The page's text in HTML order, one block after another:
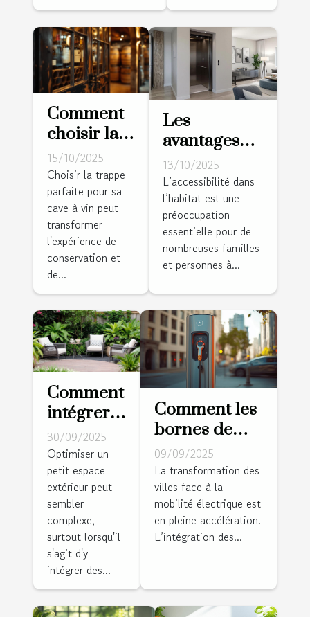
Comment
choisir la
trappe
idéale
pour votre
cave à vin ?
15/10/2025
Choisir la trappe
parfaite pour sa
cave à vin peut
transformer
l'expérience de
conservation et
de...
Les
avantages
des
installations
élévatrices
pour
l'accessibilité
domestique
13/10/2025
L’accessibilité dans
l’habitat est une
préoccupation
essentielle pour de
nombreuses familles
et personnes à...
Comment
intégrer
des
meubles
de jardin
dans une
petite
espace ?
30/09/2025
Optimiser un
petit espace
extérieur peut
sembler
complexe,
surtout lorsqu'il
s'agit d'y
intégrer des...
Comment les
bornes de
recharge
électrique
transforment-
elles
l'urbanisme ?
09/09/2025
La transformation des
villes face à la
mobilité électrique est
en pleine accélération.
L’intégration des...